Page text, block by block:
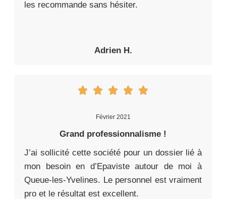
les recommande sans hésiter.
Adrien H.
Février 2021
Grand professionnalisme !
J’ai sollicité cette société pour un dossier lié à
mon besoin en d’Epaviste autour de moi à
Queue-les-Yvelines. Le personnel est vraiment
pro et le résultat est excellent.